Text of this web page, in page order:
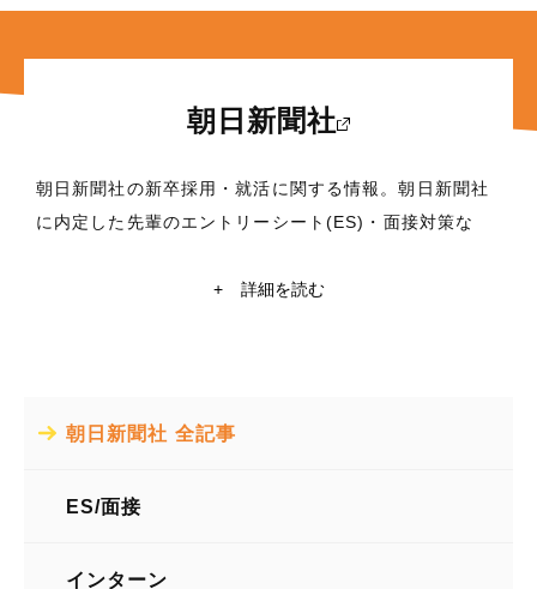
朝日新聞社
朝日新聞社の新卒採用・就活に関する情報。朝日新聞社
に内定した先輩のエントリーシート(ES)・面接対策な
京大学・京都大学在籍の現役学生ライターによる朝日新
東京都中央区築地5-3-2
+ 詳細を読む
朝日新聞社 全記事
ES/面接
インターン